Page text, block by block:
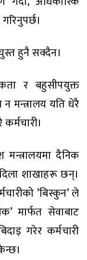
हुनै सक्दैन।
र बहुसीपयुक्त
मन्त्रालय यति धेरै
दैनिक
शाखाहरू छन्।
’बिस्कुन’ ले
मार्फत सेवाबाट
गरेर कर्मचारी